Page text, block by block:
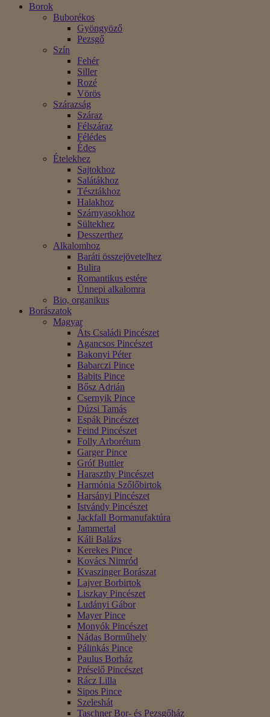
Borok
Buborékos
Gyöngyöző
Pezsgő
Szín
Fehér
Siller
Rozé
Vörös
Szárazság
Száraz
Félszáraz
Félédes
Édes
Ételekhez
Sajtokhoz
Salátákhoz
Tésztákhoz
Halakhoz
Szárnyasokhoz
Sültekhez
Desszerthez
Alkalomhoz
Baráti összejövetelhez
Bulira
Romantikus estére
Ünnepi alkalomra
Bio, organikus
Borászatok
Magyar
Áts Családi Pincészet
Agancsos Pincészet
Bakonyi Péter
Babarczi Pince
Babits Pince
Bősz Adrián
Csernyik Pince
Dúzsi Tamás
Espák Pincészet
Feind Pincészet
Folly Arborétum
Garger Pince
Gróf Buttler
Haraszthy Pincészet
Harmónia Szőlőbirtok
Harsányi Pincészet
Istvándy Pincészet
Jackfall Bormanufaktúra
Jammertal
Káli Balázs
Kerekes Pince
Kovács Nimród
Kvaszinger Borászat
Lajver Borbirtok
Liszkay Pincészet
Ludányi Gábor
Mayer Pince
Monyók Pincészet
Nádas Borműhely
Pálinkás Pince
Paulus Borház
Préselő Pincészet
Rácz Lilla
Sipos Pince
Szeleshát
Taschner Bor- és Pezsgőház